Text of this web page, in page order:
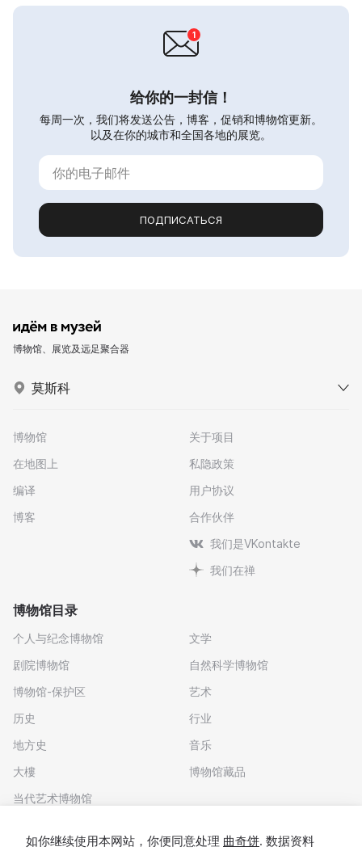
给你的一封信！
每周一次，我们将发送公告，博客，促销和博物馆更新。
以及在你的城市和全国各地的展览。
ПОДПИСАТЬСЯ
博物馆、展览及远足聚合器
莫斯科
博物馆
在地图上
编译
博客
关于项目
私隐政策
用户协议
合作伙伴
我们是VKontakte
我们在禅
博物馆目录
个人与纪念博物馆
剧院博物馆
博物馆-保护区
历史
地方史
大樓
当代艺术博物馆
文学
自然科学博物馆
艺术
行业
音乐
博物馆藏品
如你继续使用本网站，你便同意处理 曲奇饼. 数据资料